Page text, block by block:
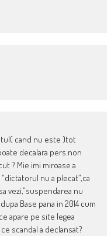
cand nu este )tot
decalara pers.non
? Mie imi miroase a
nu a plecat”,ca
vezi,”suspendarea nu
Base pana in 2014 cum
apare pe site legea
scandal a declansat?